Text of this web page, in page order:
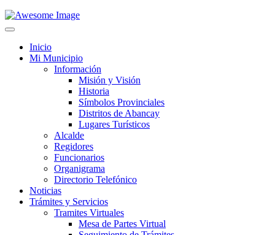
Inicio
Mi Municipio
Información
Misión y Visión
Historia
Símbolos Provinciales
Distritos de Abancay
Lugares Turísticos
Alcalde
Regidores
Funcionarios
Organigrama
Directorio Telefónico
Noticias
Trámites y Servicios
Tramites Virtuales
Mesa de Partes Virtual